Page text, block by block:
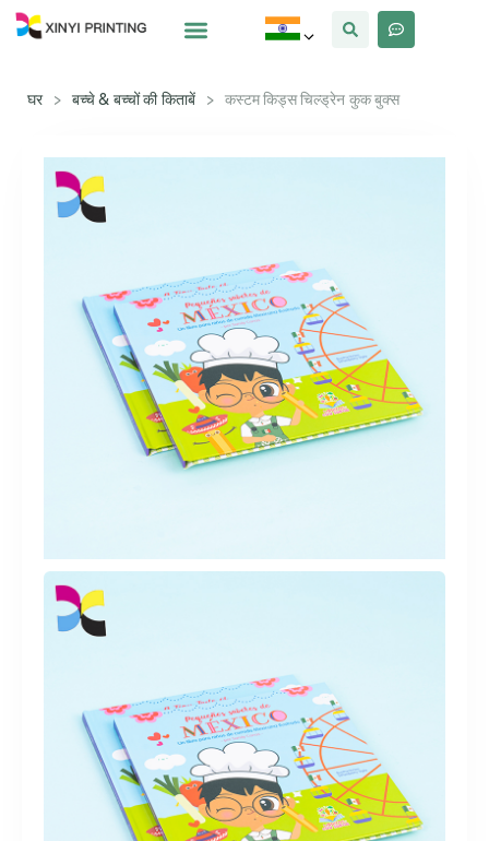
घर > बच्चे & बच्चों की किताबें > कस्टम किड्स चिल्ड्रेन कुक बुक्स